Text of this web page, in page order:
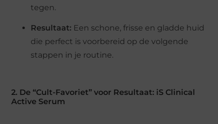
tegen.
Resultaat: Een schone, frisse en gladde huid
die perfect is voorbereid op de volgende
stappen in je routine.
2. De “Cult-Favoriet” voor Resultaat: iS Clinical
Active Serum